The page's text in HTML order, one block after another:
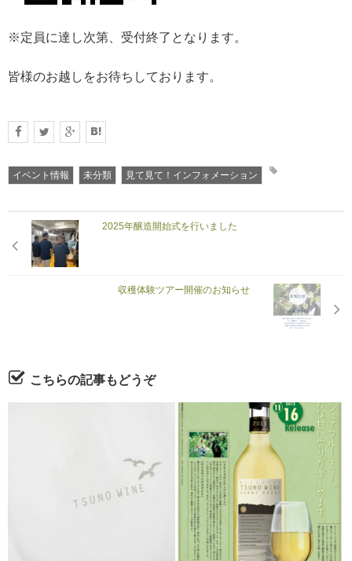
※定員に達し次第、受付終了となります。
皆様のお越しをお待ちしております。
イベント情報 未分類 見て見て！インフォメーション
2025年醸造開始式を行いました
収穫体験ツアー開催のお知らせ
こちらの記事もどうぞ